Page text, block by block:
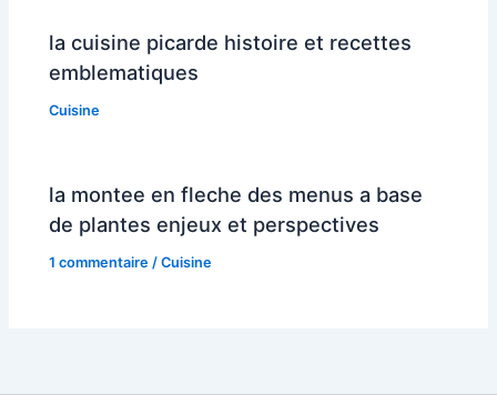
la cuisine picarde histoire et recettes
emblematiques
Cuisine
la montee en fleche des menus a base
de plantes enjeux et perspectives
1 commentaire /Cuisine